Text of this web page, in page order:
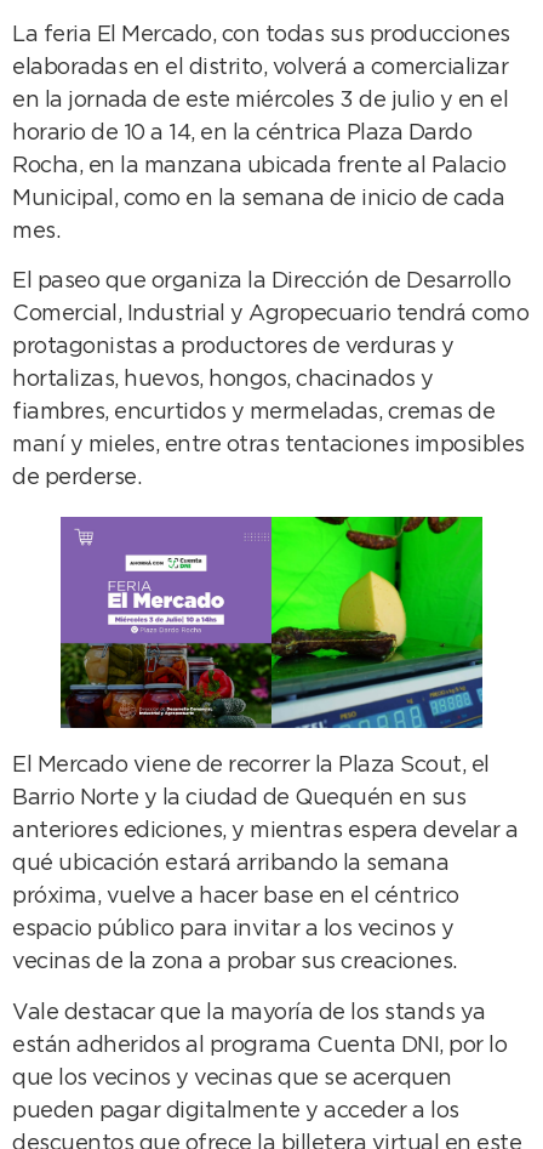
La feria El Mercado, con todas sus producciones
elaboradas en el distrito, volverá a comercializar
en la jornada de este miércoles 3 de julio y en el
horario de 10 a 14, en la céntrica Plaza Dardo
Rocha, en la manzana ubicada frente al Palacio
Municipal, como en la semana de inicio de cada
mes.
El paseo que organiza la Dirección de Desarrollo
Comercial, Industrial y Agropecuario tendrá como
protagonistas a productores de verduras y
hortalizas, huevos, hongos, chacinados y
fiambres, encurtidos y mermeladas, cremas de
maní y mieles, entre otras tentaciones imposibles
de perderse.
El Mercado viene de recorrer la Plaza Scout, el
Barrio Norte y la ciudad de Quequén en sus
anteriores ediciones, y mientras espera develar a
qué ubicación estará arribando la semana
próxima, vuelve a hacer base en el céntrico
espacio público para invitar a los vecinos y
vecinas de la zona a probar sus creaciones.
Vale destacar que la mayoría de los stands ya
están adheridos al programa Cuenta DNI, por lo
que los vecinos y vecinas que se acerquen
pueden pagar digitalmente y acceder a los
descuentos que ofrece la billetera virtual en este